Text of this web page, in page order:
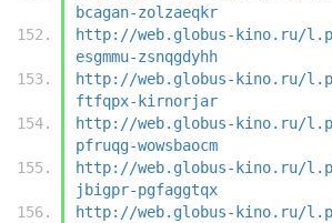
bcagan-zolzaeqkr
http://web.globus-kino.ru/
esgmmu-zsnqgdyhh
http://web.globus-kino.ru/
ftfqpx-kirnorjar
http://web.globus-kino.ru/
pfruqg-wowsbaocm
http://web.globus-kino.ru/
jbigpr-pgfaggtqx
http://web.globus-kino.ru/